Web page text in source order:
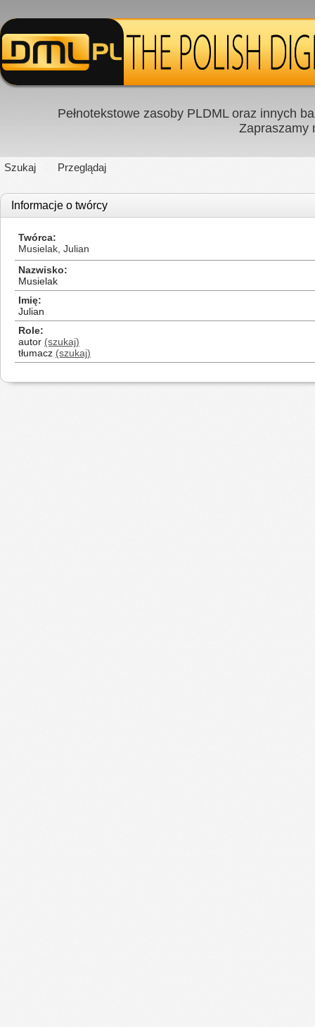
Pełnotekstowe zasoby PLDML oraz innych
Zapraszamy
Szukaj Przeglądaj
Informacje o twórcy
Twórca
Musielak, Julian
Nazwisko
Musielak
Imię
Julian
Role
autor (szukaj)
tłumacz (szukaj)